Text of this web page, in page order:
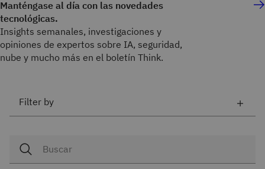
Manténgase al día con las novedades
tecnológicas.
Insights semanales, investigaciones y
opiniones de expertos sobre IA, seguridad,
nube y mucho más en el boletín Think.
Filter by